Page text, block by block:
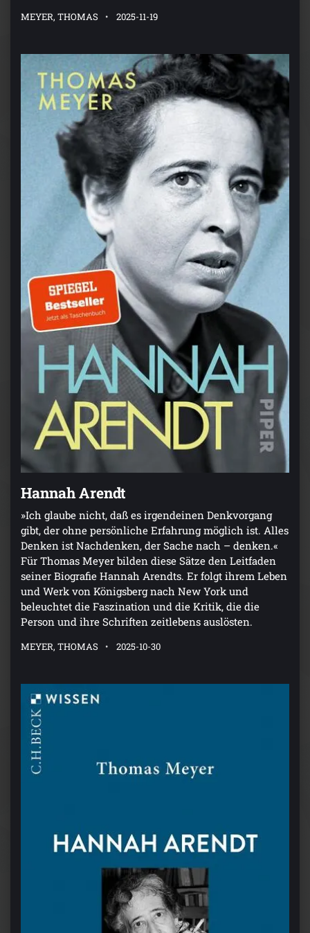
MEYER, THOMAS 2025-11-19
Hannah Arendt
»Ich glaube nicht, daß es irgendeinen Denkvorgang
gibt, der ohne persönliche Erfahrung möglich ist. Alles
Denken ist Nachdenken, der Sache nach – denken.«
Für Thomas Meyer bilden diese Sätze den Leitfaden
seiner Biografie Hannah Arendts. Er folgt ihrem Leben
und Werk von Königsberg nach New York und
beleuchtet die Faszination und die Kritik, die die
Person und ihre Schriften zeitlebens auslösten.
MEYER, THOMAS 2025-10-30